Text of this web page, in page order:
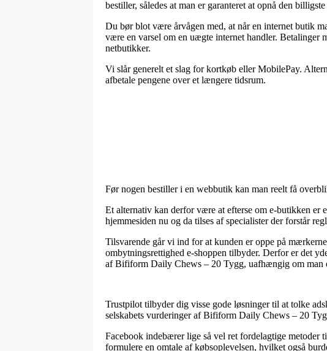
bestiller, således at man er garanteret at opnå den
Du bør blot være årvågen med, at når en internet butik
være en varsel om en uægte internet handler.
netbutikker.
Vi slår generelt et slag for kortkøb eller MobilePay.
afbetale pengene over et længere tidsrum.
Før nogen bestiller i en webbutik kan man reelt få
Et alternativ kan derfor være at efterse om e-butikken er
hjemmesiden nu og da tilses af specialister der forstår
Tilsvarende går vi ind for at kunden er oppe på
ombytningsrettighed e-shoppen tilbyder. Derfor er det
af Bifiform Daily Chews – 20 Tygg, uafhængig om man
Trustpilot tilbyder dig visse gode løsninger til at tolke
selskabets vurderinger af Bifiform Daily Chews – 20
Facebook indebærer lige så vel ret fordelagtige metoder
formulere en omtale af købsoplevelsen, hvilket også